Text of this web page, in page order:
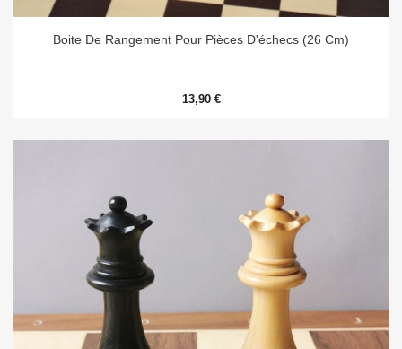
Boite De Rangement Pour Pièces D'échecs (26 Cm)
13,90 €